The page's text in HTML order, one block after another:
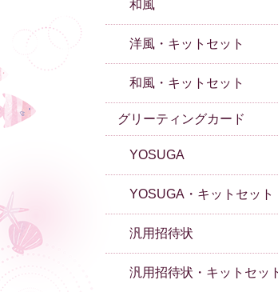
和風
洋風・キットセット
和風・キットセット
グリーティングカード
YOSUGA
YOSUGA・キットセット
汎用招待状
汎用招待状・キットセッ